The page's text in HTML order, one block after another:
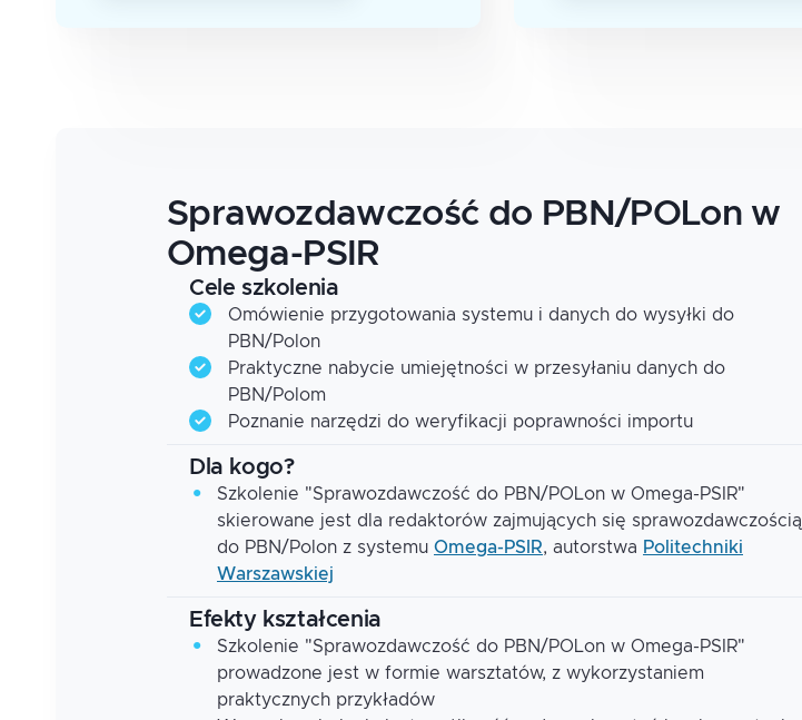
Sprawozdawczość do PBN/POLon w
Omega-PSIR
Cele szkolenia
Omówienie przygotowania systemu i danych do wysyłki do
PBN/Polon
Praktyczne nabycie umiejętności w przesyłaniu danych do
PBN/Polom
Poznanie narzędzi do weryfikacji poprawności importu
Dla kogo?
Szkolenie "Sprawozdawczość do PBN/POLon w Omega-PSIR"
skierowane jest dla redaktorów zajmujących się sprawozdawczością
do PBN/Polon z systemu Omega-PSIR, autorstwa Politechniki
Warszawskiej
Efekty kształcenia
Szkolenie "Sprawozdawczość do PBN/POLon w Omega-PSIR"
prowadzone jest w formie warsztatów, z wykorzystaniem
praktycznych przykładów